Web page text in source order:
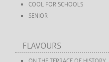
COOL FOR SCHOOLS
SENIOR
FLAVOURS